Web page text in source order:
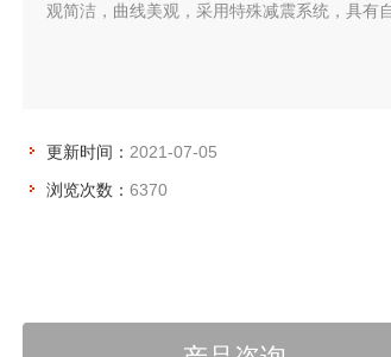
观简洁，曲线美观，采用特殊减震系统，具有
更新时间： 2021-07-05
浏览次数： 6370